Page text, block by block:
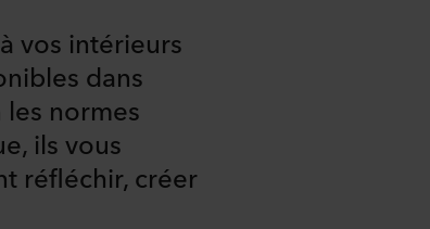
vos intérieurs
dans
normes
ils vous
réfléchir, créer